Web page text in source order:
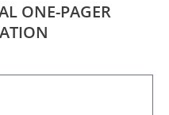
ONE-PAGER